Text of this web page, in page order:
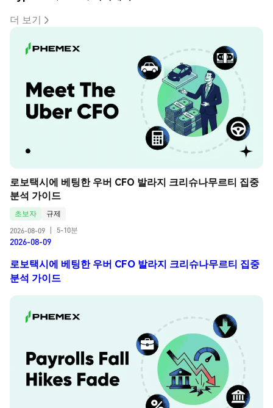
더 보기
로보택시에 베팅한 우버 CFO 발라지 크리슈나무르티 집중
분석 가이드
초보자
규제
2026-08-09
5-10분
2026-08-09
로보택시에 베팅한 우버 CFO 발라지 크리슈나무르티 집중
분석 가이드